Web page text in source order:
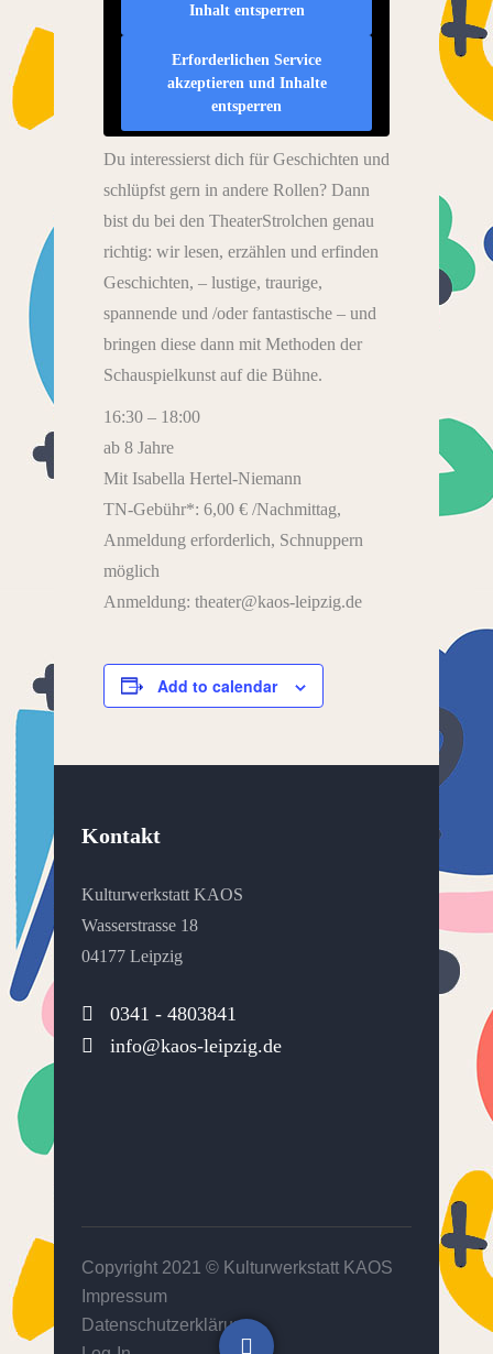
Inhalt entsperren
Erforderlichen Service
akzeptieren und Inhalte
entsperren
Du interessierst dich für Geschichten und
schlüpfst gern in andere Rollen? Dann
bist du bei den TheaterStrolchen genau
richtig: wir lesen, erzählen und erfinden
Geschichten, – lustige, traurige,
spannende und /oder fantastische – und
bringen diese dann mit Methoden der
Schauspielkunst auf die Bühne.
16:30 – 18:00
ab 8 Jahre
Mit Isabella Hertel-Niemann
TN-Gebühr*: 6,00 € /Nachmittag,
Anmeldung erforderlich, Schnuppern
möglich
Anmeldung: theater@kaos-leipzig.de
Add to calendar
Kontakt
Kulturwerkstatt KAOS
Wasserstrasse 18
04177 Leipzig
0341 - 4803841
info@kaos-leipzig.de
Copyright 2021 © Kulturwerkstatt KAOS
Impressum
Datenschutzerklärung